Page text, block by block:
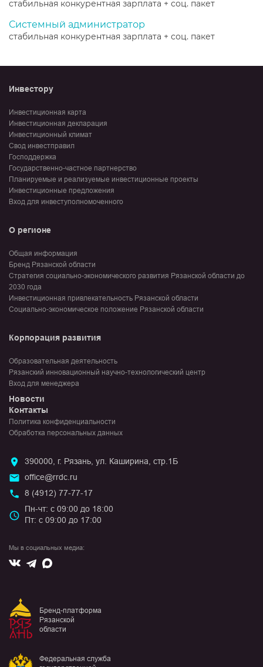
стабильная конкурентная зарплата + соц. пакет
Системный администратор
стабильная конкурентная зарплата + соц. пакет
Инвестору
Инвестиционная карта
Инвестиционная декларация
Инвестиционный климат
Свод инвестправил
Господдержка
Государственно-частное партнерство
Планируемые и реализуемые инвестиционные проекты
Инвестиционные предложения
Вход для инвеступолномоченного
О регионе
Общая информация
Бренд Рязанской области
Стратегия социально-экономического развития Рязанской области до
2030 года
Инвестиционная привлекательность Рязанской области
Социально-экономическое положение Рязанской области
Корпорация развития
Образовательная деятельность
Рязанский инновационный научно-технологический центр
Вход для менеджера
Новости
Контакты
Политика конфиденциальности
Обработка персональных данных
390000, г. Рязань, ул. Каширина, стр.1Б
office@rrdc.ru
8 (4912) 77-77-17
Пн-чт: с 09:00 до 18:00
Пт: с 09:00 до 17:00
Мы в социальных медиа:
Вконтакте
Telegram
Max
Бренд-платформа
Рязанской
области
Федеральная служба